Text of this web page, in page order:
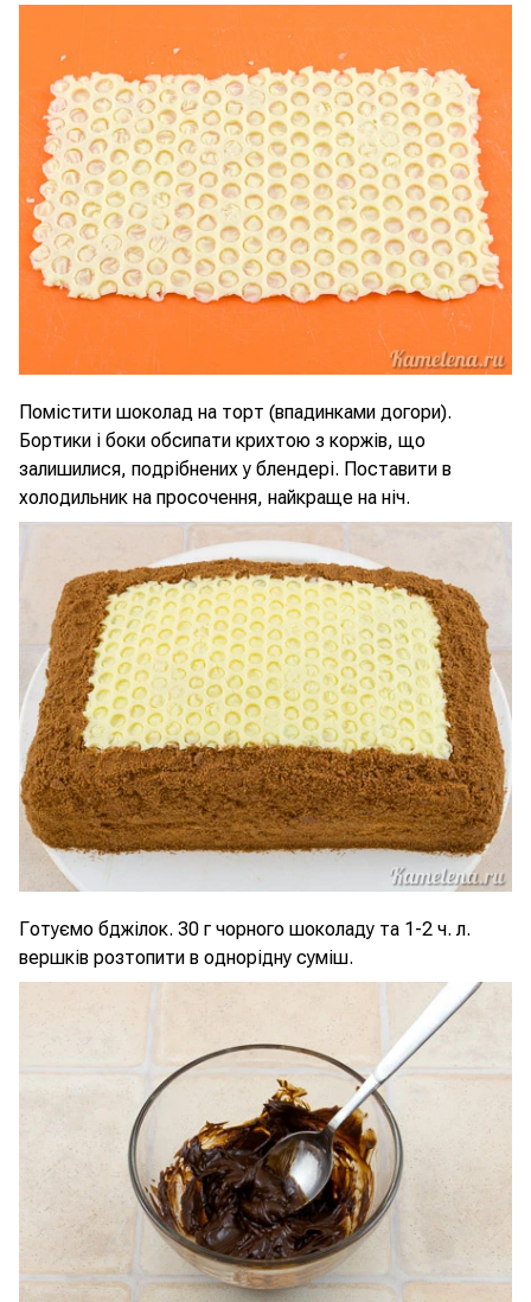
Помістити шоколад на торт (впадинками догори).
Бортики і боки обсипати крихтою з коржів, що
залишилися, подрібнених у блендері. Поставити в
холодильник на просочення, найкраще на ніч.
Готуємо бджілок. 30 г чорного шоколаду та 1-2 ч. л.
вершків розтопити в однорідну суміш.